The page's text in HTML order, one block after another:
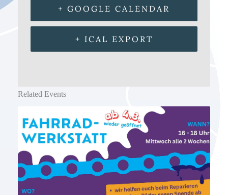
+ GOOGLE CALENDAR
+ ICAL EXPORT
Related Events